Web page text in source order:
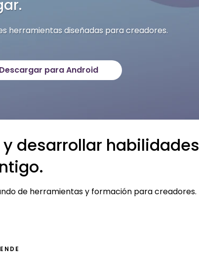
herramientas diseñadas para creadores.
Descargar para Android
y desarrollar habilidades
de herramientas y formación para creadores.